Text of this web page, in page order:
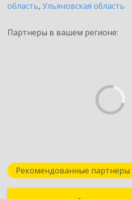
область, Ульяновская область
Партнеры в вашем регионе:
Рекомендованные партнеры